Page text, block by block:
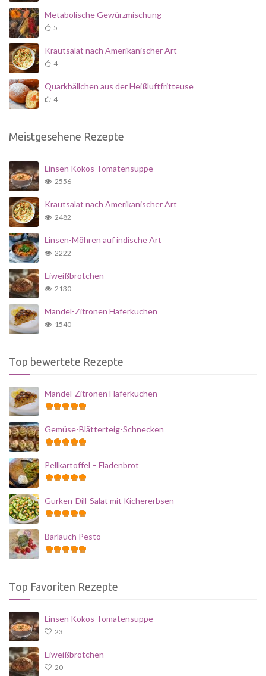
Metabolische Gewürzmischung
5
Krautsalat nach Amerikanischer Art
4
Quarkbällchen aus der Heißluftfritteuse
4
Meistgesehene Rezepte
Linsen Kokos Tomatensuppe
2556
Krautsalat nach Amerikanischer Art
2482
Linsen-Möhren auf indische Art
2222
Eiweißbrötchen
2130
Mandel-Zitronen Haferkuchen
1540
Top bewertete Rezepte
Mandel-Zitronen Haferkuchen
Gemüse-Blätterteig-Schnecken
Pellkartoffel – Fladenbrot
Gurken-Dill-Salat mit Kichererbsen
Bärlauch Pesto
Top Favoriten Rezepte
Linsen Kokos Tomatensuppe
23
Eiweißbrötchen
20